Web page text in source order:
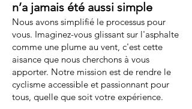
n’a jamais été aussi simple
Nous avons simplifié le processus pour
vous. Imaginez-vous glissant sur l'asphalte
comme une plume au vent, c'est cette
aisance que nous cherchons à vous
apporter. Notre mission est de rendre le
cyclisme accessible et passionnant pour
tous, quelle que soit votre expérience.